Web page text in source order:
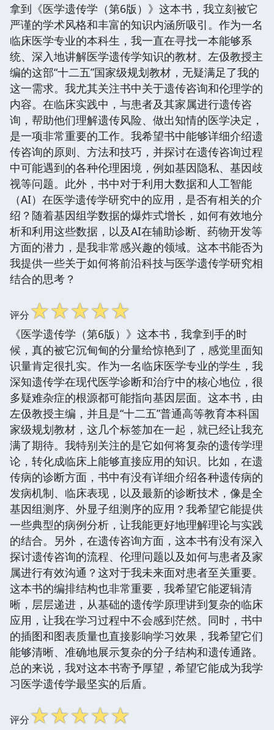
拿到《医学遗传学（第6版）》这本书，我立刻被它
严谨的学术风格和丰富的知识内涵所吸引。作为一名
临床医学专业的本科生，我一直在寻找一本能够系
统、深入地讲解医学遗传学知识的教材。左伋教授主
编的这部“十二五”国家级规划教材，无疑满足了我的
这一需求。我尤其关注书中关于遗传咨询和伦理学的
内容。在临床实践中，与患者及其家属进行遗传咨
询，帮助他们理解遗传风险、做出知情的医学决定，
是一项非常重要的工作。我希望书中能够详细介绍遗
传咨询的原则、方法和技巧，并探讨在遗传咨询过程
中可能遇到的各种伦理困境，例如基因隐私、基因歧
视等问题。此外，书中对于利用大数据和人工智能
（AI）在医学遗传学研究中的应用，是否有相关的介
绍？随着基因组学数据的爆炸式增长，如何有效地分
析和利用这些数据，以及AI在辅助诊断、药物开发等
方面的潜力，是我非常感兴趣的领域。这本书能否为
我提供一些关于如何将前沿科技与医学遗传学研究相
结合的思考？
评分☆☆☆☆☆
《医学遗传学（第6版）》这本书，我拿到手的时
候，真的被它沉甸甸的分量给惊艳到了，感觉里面知
识量肯定很扎实。作为一名临床医学专业的学生，我
深知遗传学在现代医学诊断和治疗中的核心地位，很
多疑难杂症的根源都可能指向基因层面。这本书，由
左伋教授主编，并且是“十二五”普通高等教育本科国
家级规划教材，这几个标签加在一起，就已经让我充
满了期待。我特别关注的是它如何将复杂的遗传学理
论，转化成临床上能够直接应用的知识。比如，在遗
传病的诊断方面，书中有没有详细介绍各种遗传病的
发病机制、临床表现，以及最新的诊断技术，像是全
基因组测序、外显子组测序的应用？我希望它能提供
一些典型的病例分析，让我能更好地理解理论与实践
的结合。另外，在遗传咨询方面，这本书有没有深入
探讨遗传咨询的流程、伦理问题以及如何与患者及家
属进行有效沟通？这对于我未来面对患者至关重要。
这本书的编排结构也非常重要，我希望它能逻辑清
晰，层层递进，从基础的遗传学原理讲到复杂的临床
应用，让我在学习过程中不会感到茫然。同时，书中
的插图和图表质量也直接影响学习效果，我希望它们
能够清晰、准确地展示复杂的分子结构和遗传通路。
总的来说，我对这本书寄予厚望，希望它能成为我学
习医学遗传学最坚实的后盾。
评分☆☆☆☆☆